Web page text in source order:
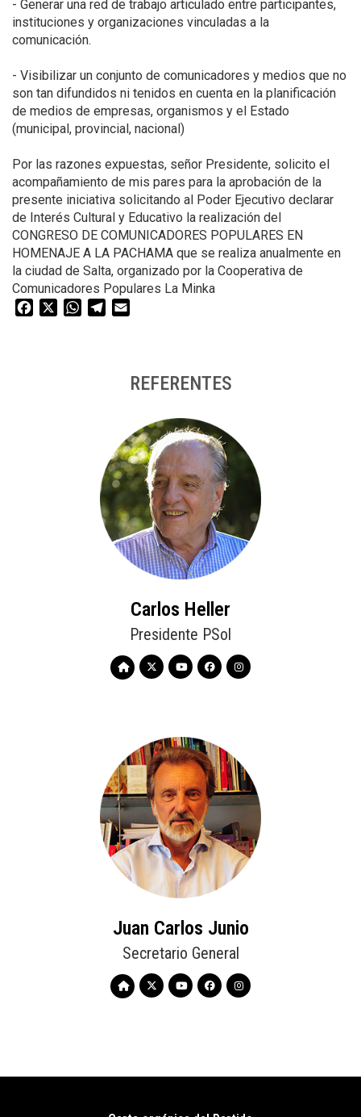
- Generar una red de trabajo articulado entre participantes,
instituciones y organizaciones vinculadas a la
comunicación.
- Visibilizar un conjunto de comunicadores y medios que no
son tan difundidos ni tenidos en cuenta en la planificación
de medios de empresas, organismos y el Estado
(municipal, provincial, nacional)
Por las razones expuestas, señor Presidente, solicito el
acompañamiento de mis pares para la aprobación de la
presente iniciativa solicitando al Poder Ejecutivo declarar
de Interés Cultural y Educativo la realización del
CONGRESO DE COMUNICADORES POPULARES EN
HOMENAJE A LA PACHAMA que se realiza anualmente en
la ciudad de Salta, organizado por la Cooperativa de
Comunicadores Populares La Minka
Facebook WhatsAppTelegram
REFERENTES
Carlos Heller
Presidente PSol
Juan Carlos Junio
Secretario General